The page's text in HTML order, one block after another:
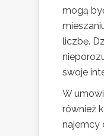
mogą
liczbę.
swoje
W
również
najemcy